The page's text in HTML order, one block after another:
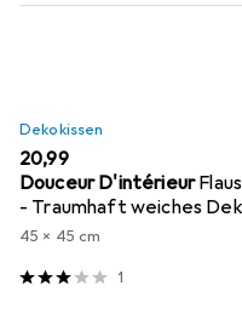
Dekokissen
EUR
20,99
Douceur D'intérieur
- Traumhaft weiches
45 x 45 cm
1